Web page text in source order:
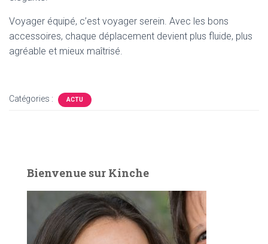
Voyager équipé, c’est voyager serein. Avec les bons
accessoires, chaque déplacement devient plus fluide, plus
agréable et mieux maîtrisé.
Catégories : ACTU
Bienvenue sur Kinche